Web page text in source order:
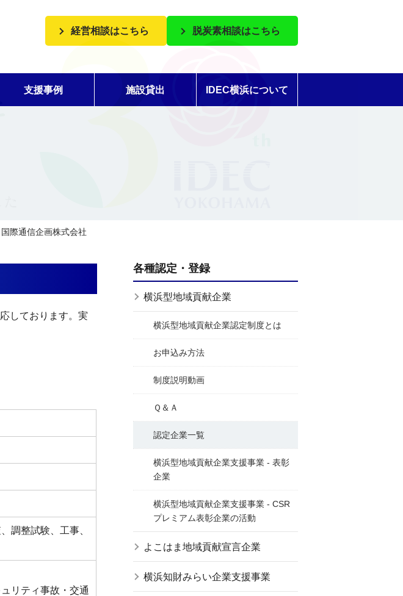
経営相談はこちら 脱炭素相談はこちら
支援事例 施設貸出 IDEC横浜について
際通信企画株式会社
しております。実
調整試験、工事、
リティ事故・交通
各種認定・登録
横浜型地域貢献企業
横浜型地域貢献企業認定制度とは
お申込み方法
制度説明動画
Ｑ＆Ａ
認定企業一覧
横浜型地域貢献企業支援事業 - 表彰
企業
横浜型地域貢献企業支援事業 - CSR
プレミアム表彰企業の活動
よこはま地域貢献宣言企業
横浜知財みらい企業支援事業